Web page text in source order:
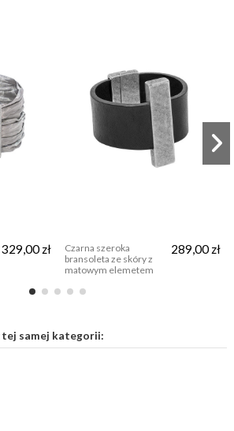
329,00 zł
Czarna szeroka
bransoleta ze skóry z
matowym elemetem
289,00 zł
samej kategorii: